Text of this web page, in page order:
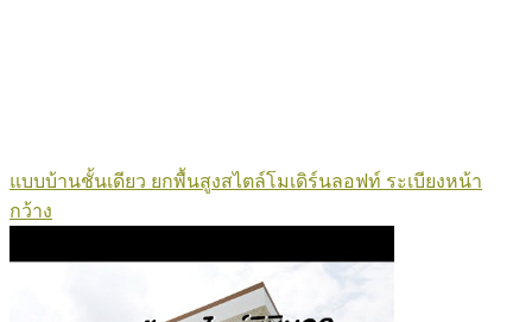
แบบบ้านชั้นเดียว ยกพื้นสูงสไตล์โมเดิร์นลอฟท์ ระเบียงหน้า
กว้าง